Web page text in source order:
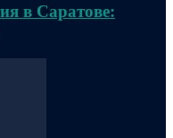
в Саратове: